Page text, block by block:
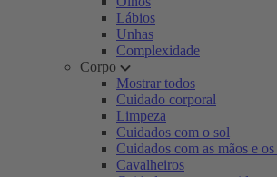
Lábios
Unhas
Complexidade
Corpo
Mostrar todos
Cuidado corporal
Limpeza
Cuidados com o sol
Cuidados com as mãos e os
Cavalheiros